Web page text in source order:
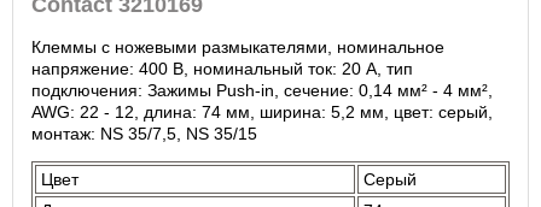
Contact 3210169
Клеммы с ножевыми размыкателями, номинальное
напряжение: 400 В, номинальный ток: 20 A, тип
подключения: Зажимы Push-in, cечение: 0,14 мм² - 4 мм²,
AWG: 22 - 12, длина: 74 мм, ширина: 5,2 мм, цвет: cерый,
монтаж: NS 35/7,5, NS 35/15
Цвет
Серый